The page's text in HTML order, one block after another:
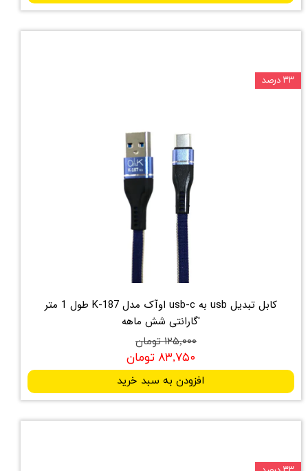
کابل تبدیل usb به usb-c اوآک مدل K-187 طول 1 متر
'گارانتی شش ماهه
۱۲۵,۰۰۰ تومان
۸۳,۷۵۰ تومان
افزودن به سبد خرید
۳۳ درصد